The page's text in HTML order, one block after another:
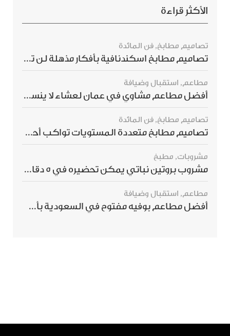
الأكثر قراءة
تصاميم مطابخ, فن المائدة
تصاميم مطابخ اسكندنافية بأفكار مذهلة لن ترغبي بتفويتها
مطاعم, استقبال وضيافة
أفضل مطاعم مشاوي في عمان لعشاء لا ينسى
تصاميم مطابخ, فن المائدة
تصاميم مطابخ متعددة المستويات تواكب أحدث صيحات الديكور العالمي
مشروبات, مطبخ
مشروب بروتين نباتي يمكن تحضيره في 5 دقائق ويمنحك شعورًا بالشبع
مطاعم, استقبال وضيافة
أفضل مطاعم بوفيه مفتوح في السعودية بأسعار تناسب الجميع